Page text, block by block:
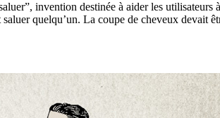
invention destinée à aider les
quelqu’un. La coupe de cheveux devait